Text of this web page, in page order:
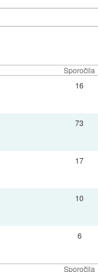
Sporočila
Sporočila
16
73
17
10
6